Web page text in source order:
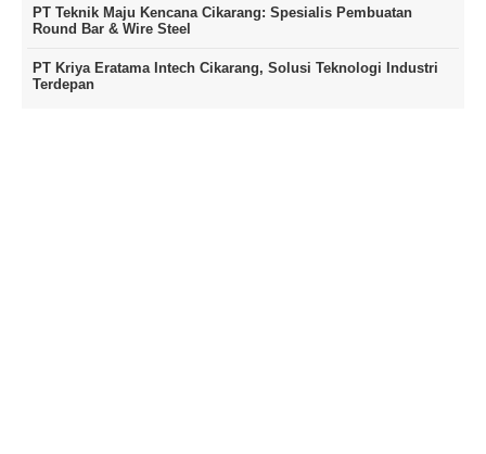
PT Teknik Maju Kencana Cikarang: Spesialis Pembuatan
Round Bar & Wire Steel
PT Kriya Eratama Intech Cikarang, Solusi Teknologi Industri
Terdepan